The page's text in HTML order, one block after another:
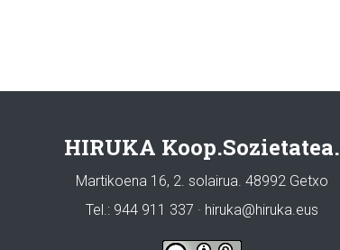
HIRUKA Koop.Sozietatea.
Martikoena 16, 2. solairua. 48992 Getxo
Tel.: 944 911 337 · hiruka@hiruka.eus